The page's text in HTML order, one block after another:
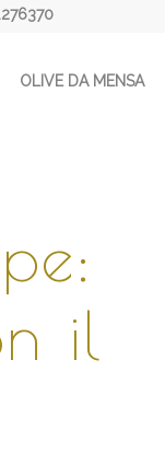
OLIVE DA MENSA
il